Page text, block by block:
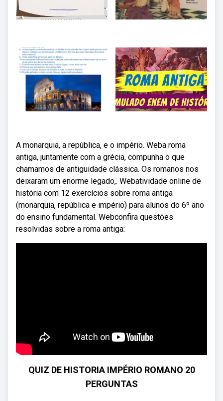
A monarquia, a república, e o império. Weba roma
antiga, juntamente com a grécia, compunha o que
chamamos de antiguidade clássica. Os romanos nos
deixaram um enorme legado,. Webatividade online de
história com 12 exercícios sobre roma antiga
(monarquia, república e império) para alunos do 6º ano
do ensino fundamental. Webconfira questões
resolvidas sobre a roma antiga:
QUIZ DE HISTORIA IMPÉRIO ROMANO 20
PERGUNTAS